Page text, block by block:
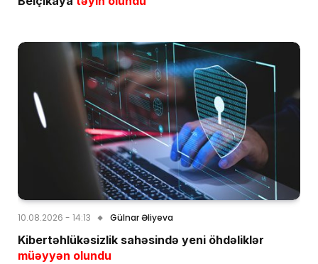
10.08.2026 - 14:13 Gülnar Əliyeva
Kibertəhlükəsizlik sahəsində yeni öhdəliklər
müəyyən olundu